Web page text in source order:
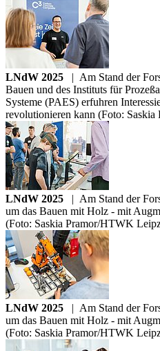
LNdW 2025 | Am Stand der
Bauen und des Instituts für
Systeme (PAES) erfuhren
revolutionieren kann (Foto:
LNdW 2025 | Am Stand der
um das Bauen mit Holz - mit
(Foto: Saskia Pramor/HTWK
LNdW 2025 | Am Stand der
um das Bauen mit Holz - mit
(Foto: Saskia Pramor/HTWK